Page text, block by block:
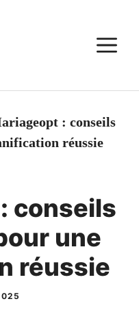
: conseils
réussie
conseils
une
réussie